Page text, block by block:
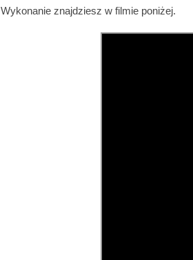
Wykonanie znajdziesz w filmie poniżej.